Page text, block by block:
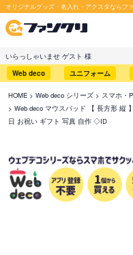
オリジナルグッズ・名入れ・アクスタならフ
いらっしゃいませ ゲスト 様
Web deco
ユニフォーム
HOME Web deco シリーズ スマホ・
Web deco マウスパッド 【 長方形 縦
日 お祝い ギフト 写真 自作 ◇ID